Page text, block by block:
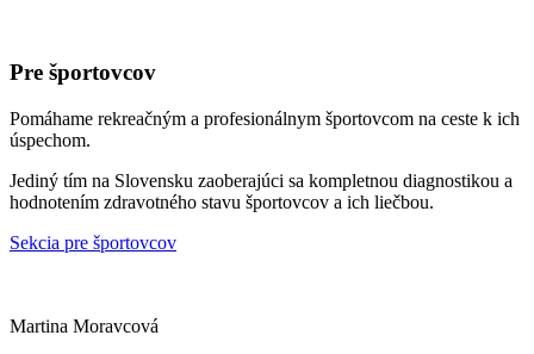
Pre športovcov
Pomáhame rekreačným a profesionálnym športovcom na ceste k ich
úspechom.
Jediný tím na Slovensku zaoberajúci sa kompletnou diagnostikou a
hodnotením zdravotného stavu športovcov a ich liečbou.
Sekcia pre športovcov
Martina Moravcová